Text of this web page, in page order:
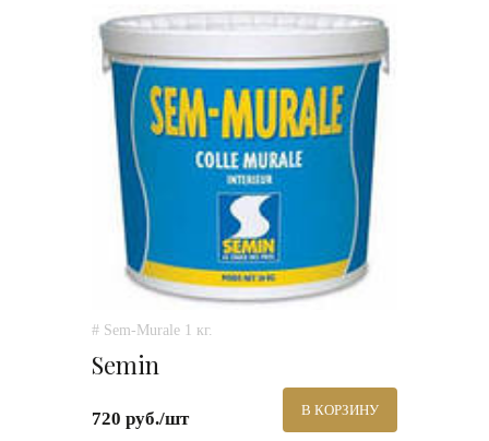
# Sem-Murale 1 кг.
Semin
720 руб./шт В КОРЗИНУ